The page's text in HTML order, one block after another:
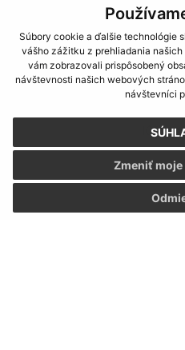
Súbory cookie a ďalšie technológie
vášho zážitku z prehliadania
vám zobrazovali prispôsobený
návštevnosti našich webových
návštevníci
Zmeniť
Obecný
Brekov
066 01
+421 57
IČO: